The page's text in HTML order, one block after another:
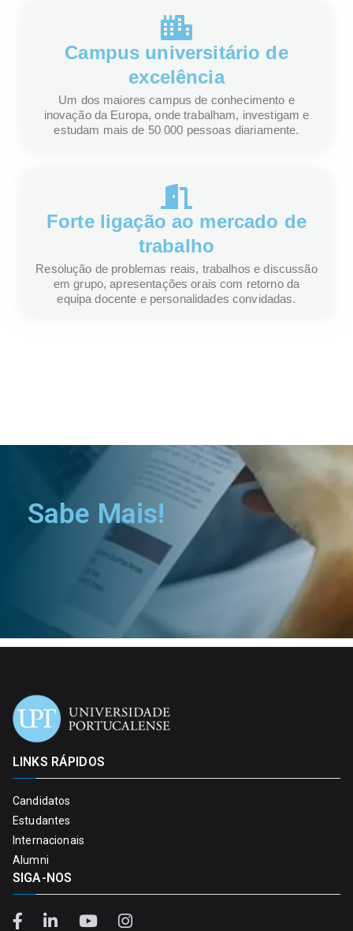
Campus universitário de
excelência
Um dos maiores campus de conhecimento e
inovação da Europa, onde trabalham, investigam e
estudam mais de 50 000 pessoas diariamente.
Forte ligação ao mercado de
trabalho
Resolução de problemas reais, trabalhos e discussão
em grupo, apresentações orais com retorno da
equipa docente e personalidades convidadas.
Sabe Mais!
LINKS RÁPIDOS
Candidatos
Estudantes
Internacionais
Alumni
SIGA-NOS